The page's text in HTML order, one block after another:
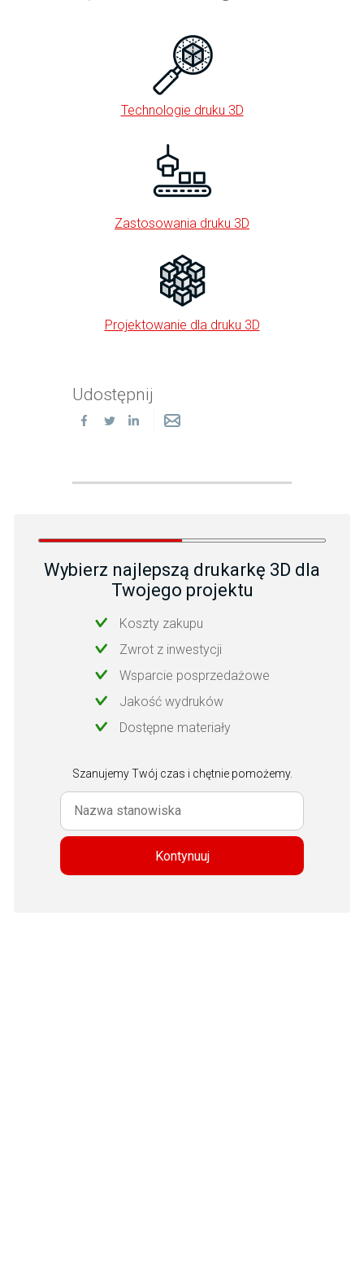
Technologie druku 3D
Zastosowania druku 3D
Projektowanie dla druku 3D
Udostępnij
Wybierz najlepszą drukarkę 3D dla
Twojego projektu
Koszty zakupu
Zwrot z inwestycji
Wsparcie posprzedażowe
Jakość wydruków
Dostępne materiały
Szanujemy Twój czas i chętnie pomożemy.
Kontynuuj